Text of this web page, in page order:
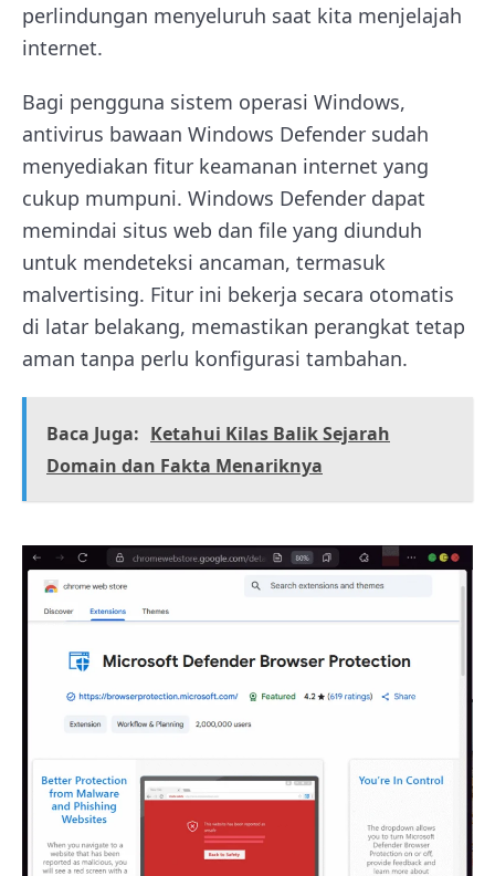
perlindungan menyeluruh saat kita menjelajah
internet.
Bagi pengguna sistem operasi Windows,
antivirus bawaan Windows Defender sudah
menyediakan fitur keamanan internet yang
cukup mumpuni. Windows Defender dapat
memindai situs web dan file yang diunduh
untuk mendeteksi ancaman, termasuk
malvertising. Fitur ini bekerja secara otomatis
di latar belakang, memastikan perangkat tetap
aman tanpa perlu konfigurasi tambahan.
Baca Juga: Ketahui Kilas Balik Sejarah
Domain dan Fakta Menariknya